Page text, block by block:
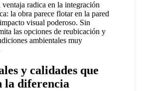
radica en la integración
la obra parece flotar en la pared
visual poderoso. Sin
las opciones de reubicación y
ambientales muy
y calidades que
la diferencia